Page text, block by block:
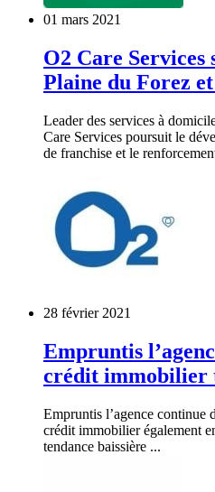
01 mars 2021
O2 Care Services
Plaine du Forez
Leader des services à
Care Services poursuit le
de franchise et le
28 février 2021
Empruntis
crédit immobilier
Empruntis l’agence continue
crédit immobilier également
tendance baissière ...